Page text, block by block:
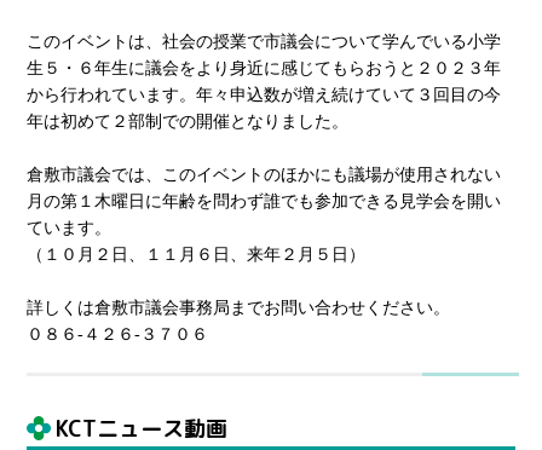
このイベントは、社会の授業で市議会について学んでいる小学
生５・６年生に議会をより身近に感じてもらおうと２０２３年
から行われています。年々申込数が増え続けていて３回目の今
年は初めて２部制での開催となりました。
倉敷市議会では、このイベントのほかにも議場が使用されない
月の第１木曜日に年齢を問わず誰でも参加できる見学会を開い
ています。
（１０月２日、１１月６日、来年２月５日）
詳しくは倉敷市議会事務局までお問い合わせください。
０８６-４２６-３７０６
KCTニュース動画